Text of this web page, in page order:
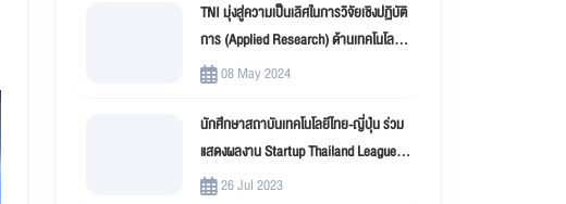
TNI มุ่งสู่ความเป็นเลิศในการวิจัยเชิงปฏิบัติ
การ (Applied Research) ด้านเทคโนโลยี
สารสนเทศ
08 May 2024
นักศึกษาสถาบันเทคโนโลยีไทย-ญี่ปุ่น ร่วม
แสดงผลงาน Startup Thailand League
202326 Jul 2023